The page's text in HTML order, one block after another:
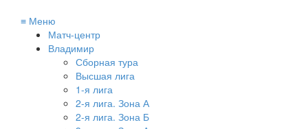
≡ Меню
Матч-центр
Владимир
Сборная тура
Высшая лига
1-я лига
2-я лига. Зона А
2-я лига. Зона Б